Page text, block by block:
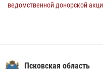
ведомственной донорской
24 июля 2026, 13:59 1
Псковская область